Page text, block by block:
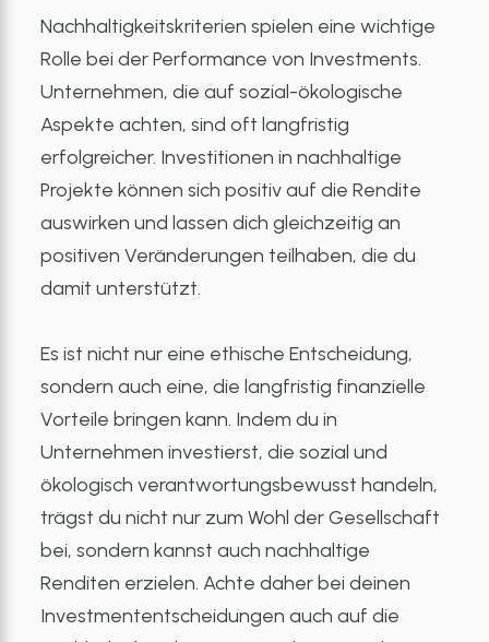
Nachhaltigkeitskriterien spielen eine wichtige
Rolle bei der Performance von Investments.
Unternehmen, die auf sozial-ökologische
Aspekte achten, sind oft langfristig
erfolgreicher. Investitionen in nachhaltige
Projekte können sich positiv auf die Rendite
auswirken und lassen dich gleichzeitig an
positiven Veränderungen teilhaben, die du
damit unterstützt.
Es ist nicht nur eine ethische Entscheidung,
sondern auch eine, die langfristig finanzielle
Vorteile bringen kann. Indem du in
Unternehmen investierst, die sozial und
ökologisch verantwortungsbewusst handeln,
trägst du nicht nur zum Wohl der Gesellschaft
bei, sondern kannst auch nachhaltige
Renditen erzielen. Achte daher bei deinen
Investmententscheidungen auch auf die